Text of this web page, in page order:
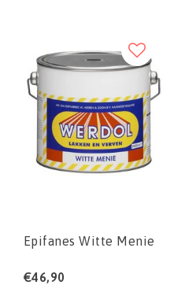
Epifanes Witte Menie
€46,90